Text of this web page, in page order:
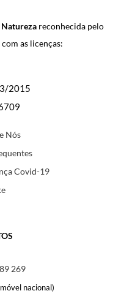
reconhecida pelo
com as licenças:
2015
Nós
Covid-19
269
nacional)